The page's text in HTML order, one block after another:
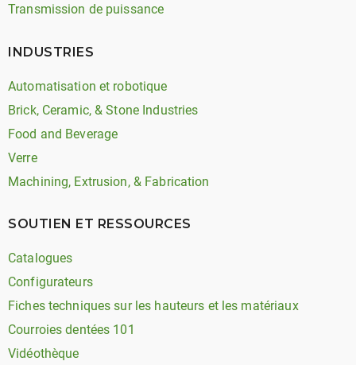
Transmission de puissance
INDUSTRIES
Automatisation et robotique
Brick, Ceramic, & Stone Industries
Food and Beverage
Verre
Machining, Extrusion, & Fabrication
SOUTIEN ET RESSOURCES
Catalogues
Configurateurs
Fiches techniques sur les hauteurs et les matériaux
Courroies dentées 101
Vidéothèque